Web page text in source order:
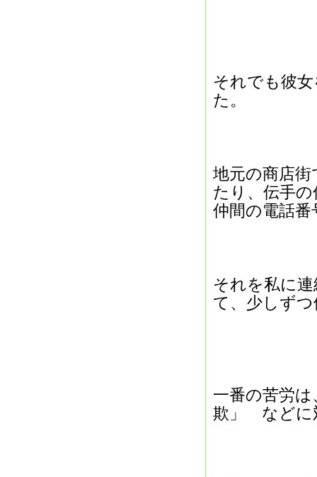
それでも彼
た。
地元の商店
たり、伝手
仲間の電話番
それを私に
て、少しず
一番の苦労
欺」 などに